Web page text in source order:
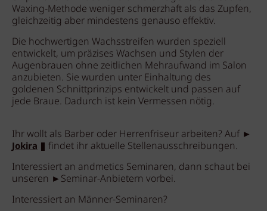
Waxing-Methode weniger schmerzhaft als das Zupfen,
gleichzeitig aber mindestens genauso effektiv.
Die hochwertigen Wachsstreifen wurden speziell
entwickelt, um präzises Wachsen und Stylen der
Augenbrauen ohne zeitlichen Mehraufwand im Salon
anzubieten. Sie wurden unter Einhaltung des
goldenen Schnittprinzips entwickelt und passen auf
jede Braue. Dadurch ist kein Vermessen nötig.
Ihr wollt als Barber oder Herrenfriseur arbeiten? Auf ►
Jokira
findet ihr aktuelle Stellenausschreibungen.
Interessiert an andmetics Seminaren, dann schaut bei
unseren ►Seminar-Anbietern vorbei.
Interessiert an Männer-Seminaren?